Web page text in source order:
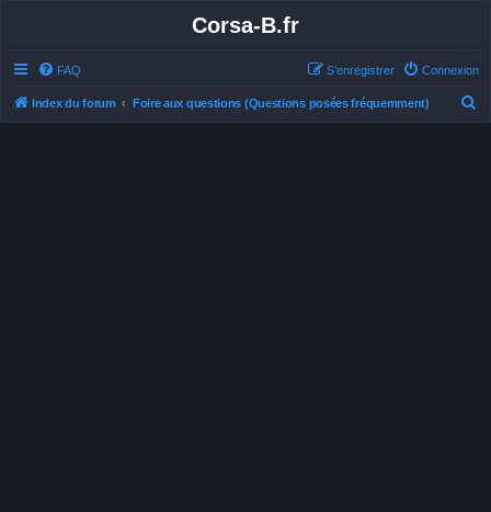
Corsa-B.fr
FAQ Connexion
S’enregistrer
Index du forum Foire aux questions (Questions posées fréquemment)